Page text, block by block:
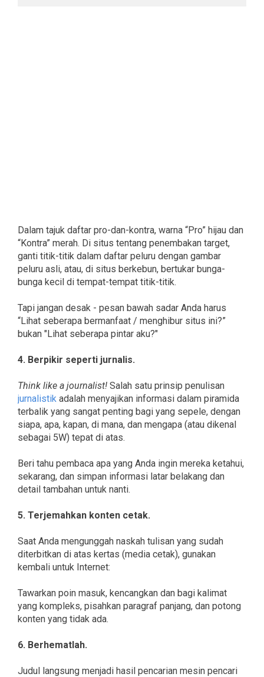
Dalam tajuk daftar pro-dan-kontra, warna “Pro” hijau dan
“Kontra” merah. Di situs tentang penembakan target,
ganti titik-titik dalam daftar peluru dengan gambar
peluru asli, atau, di situs berkebun, bertukar bunga-
bunga kecil di tempat-tempat titik-titik.
Tapi jangan desak - pesan bawah sadar Anda harus
“Lihat seberapa bermanfaat / menghibur situs ini?”
bukan "Lihat seberapa pintar aku?"
4. Berpikir seperti jurnalis.
Think like a journalist! Salah satu prinsip penulisan
jurnalistik adalah menyajikan informasi dalam piramida
terbalik yang sangat penting bagi yang sepele, dengan
siapa, apa, kapan, di mana, dan mengapa (atau dikenal
sebagai 5W) tepat di atas.
Beri tahu pembaca apa yang Anda ingin mereka ketahui,
sekarang, dan simpan informasi latar belakang dan
detail tambahan untuk nanti.
5. Terjemahkan konten cetak.
Saat Anda mengunggah naskah tulisan yang sudah
diterbitkan di atas kertas (media cetak), gunakan
kembali untuk Internet:
Tawarkan poin masuk, kencangkan dan bagi kalimat
yang kompleks, pisahkan paragraf panjang, dan potong
konten yang tidak ada.
6. Berhematlah.
Judul langsung menjadi hasil pencarian mesin pencari